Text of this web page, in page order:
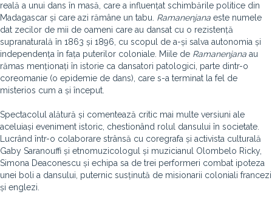
reală a unui dans în masă, care a influențat schimbările politice din
Madagascar și care azi rămâne un tabu. Ramanenjana este numele
dat zecilor de mii de oameni care au dansat cu o rezistență
supranaturală în 1863 și 1896, cu scopul de a-și salva autonomia și
independența în fața puterilor coloniale. Miile de Ramanenjana au
rămas menționați în istorie ca dansatori patologici, parte dintr-o
coreomanie (o epidemie de dans), care s-a terminat la fel de
misterios cum a și început.
Spectacolul alătură și comentează critic mai multe versiuni ale
aceluiași eveniment istoric, chestionând rolul dansului în societate.
Lucrând într-o colaborare strânsă cu coregrafa și activista culturală
Gaby Saranouffi și etnomuzicologul și muzicianul Olombelo Ricky,
Simona Deaconescu și echipa sa de trei performeri combat ipoteza
unei boli a dansului, puternic susținută de misionarii coloniali francezi
și englezi.